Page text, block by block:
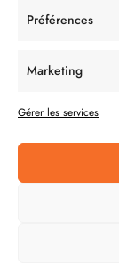
Préférences
Marketing
Gérer les services